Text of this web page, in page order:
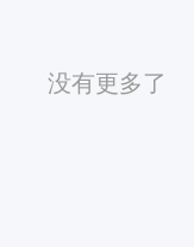
没有更多了